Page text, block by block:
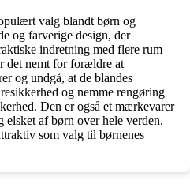
valg blandt børn og
og farverige design, der
indretning med flere rum
det nemt for forældre at
og undgå, at de blandes
og nemme rengøring
Den er også et mærkevarer
af børn over hele verden,
som valg til børnenes